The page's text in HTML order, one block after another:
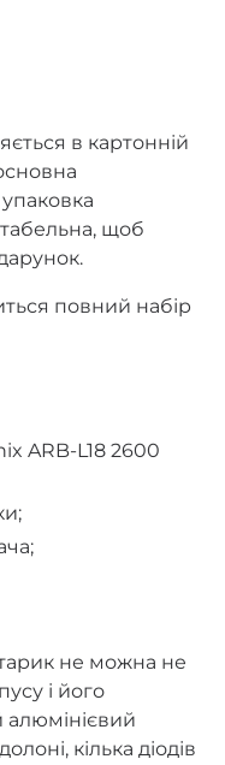
в картонній
щоб
повний набір
ARB-L18 2600
не можна не
і його
алюмінієвий
кілька діодів